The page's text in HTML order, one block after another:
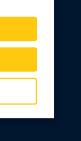
για νέα
αγοράς